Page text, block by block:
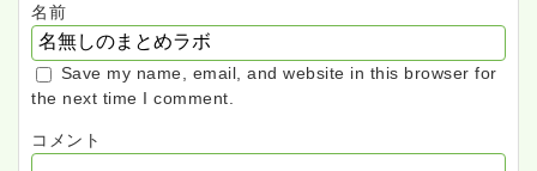
名前
Save my name, email, and website in this browser for
the next time I comment.
コメント